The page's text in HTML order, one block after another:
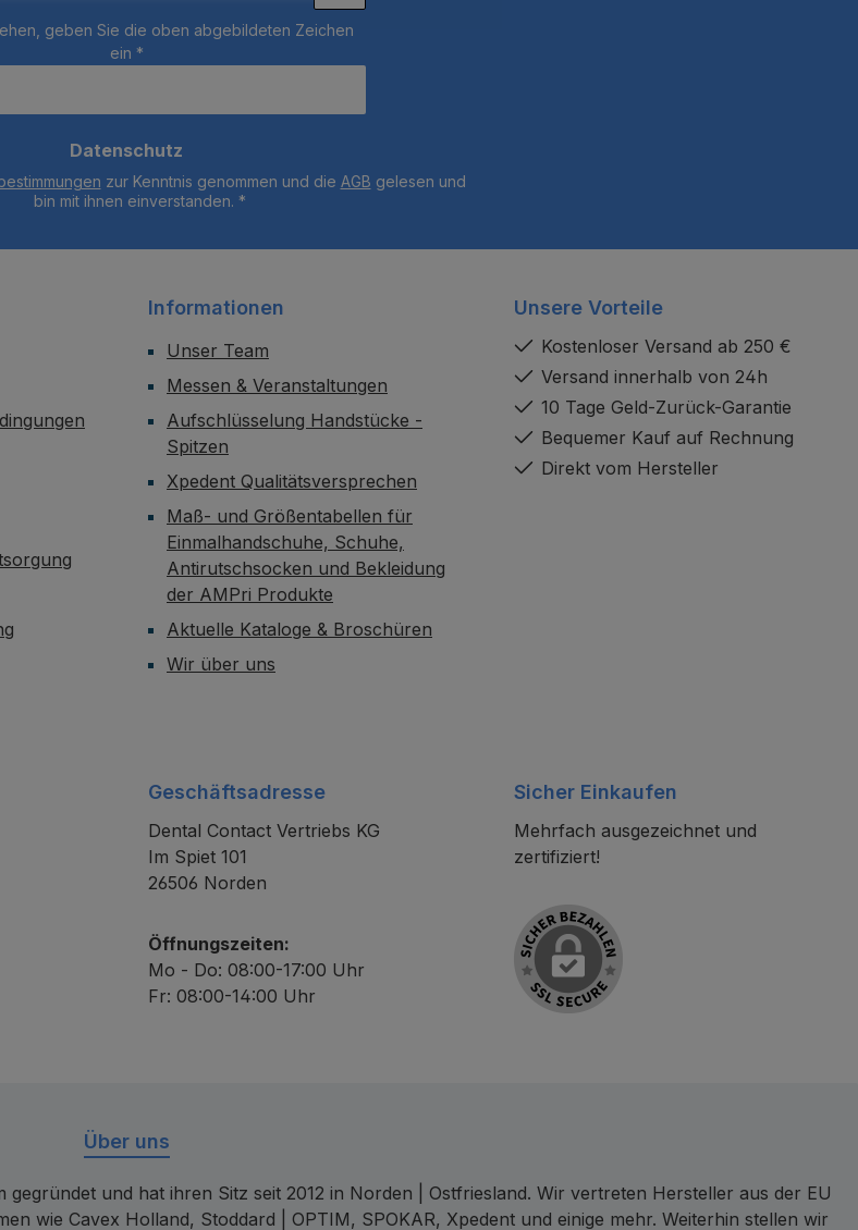
geben Sie die oben abgebildeten Zeichen
ein *
Datenschutz
zur Kenntnis genommen und die AGB gelesen und
bin mit ihnen einverstanden. *
Informationen
Unser Team
Messen & Veranstaltungen
Aufschlüsselung Handstücke -
Spitzen
Xpedent Qualitätsversprechen
Maß- und Größentabellen für
Einmalhandschuhe, Schuhe,
Antirutschsocken und Bekleidung
der AMPri Produkte
Aktuelle Kataloge & Broschüren
Wir über uns
Unsere Vorteile
Kostenloser Versand ab 250 €
Versand innerhalb von 24h
10 Tage Geld-Zurück-Garantie
Bequemer Kauf auf Rechnung
Direkt vom Hersteller
Geschäftsadresse
Dental Contact Vertriebs KG
Im Spiet 101
26506 Norden
Öffnungszeiten:
Mo - Do: 08:00-17:00 Uhr
Fr: 08:00-14:00 Uhr
Sicher Einkaufen
Mehrfach ausgezeichnet und
zertifiziert!
Über uns
und hat ihren Sitz seit 2012 in Norden | Ostfriesland. Wir vertreten Hersteller aus der EU
wie Cavex Holland, Stoddard | OPTIM, SPOKAR, Xpedent und einige mehr. Weiterhin stellen wir